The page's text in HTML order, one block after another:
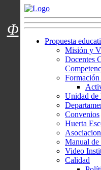
Menú usuarios
Propuesta
Misión y
Docentes
Formación
Unidad de
Convenios
Huerta
Manual
Video
Calidad
Φ